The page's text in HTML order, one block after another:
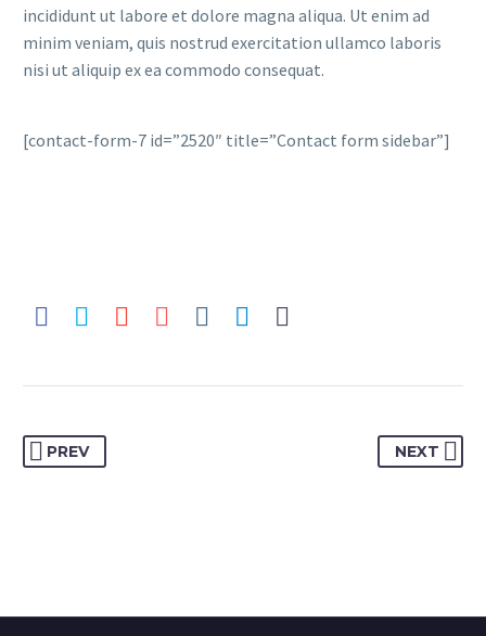
incididunt ut labore et dolore magna aliqua. Ut enim ad
minim veniam, quis nostrud exercitation ullamco laboris
nisi ut aliquip ex ea commodo consequat.
[contact-form-7 id=”2520″ title=”Contact form sidebar”]
PREV NEXT